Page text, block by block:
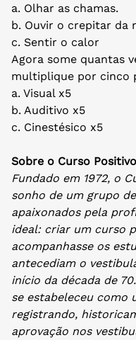
a. Olhar as chamas.
b. Ouvir o crepitar da
c. Sentir o calor
Agora some quantas
multiplique por cinco
a. Visual x5
b. Auditivo x5
c. Cinestésico x5
Sobre o Curso Positivo
Fundado em 1972, o
sonho de um grupo
apaixonados pela
ideal: criar um curso
acompanhasse os
antecediam o
início da década de
se estabeleceu como
registrando,
aprovação nos